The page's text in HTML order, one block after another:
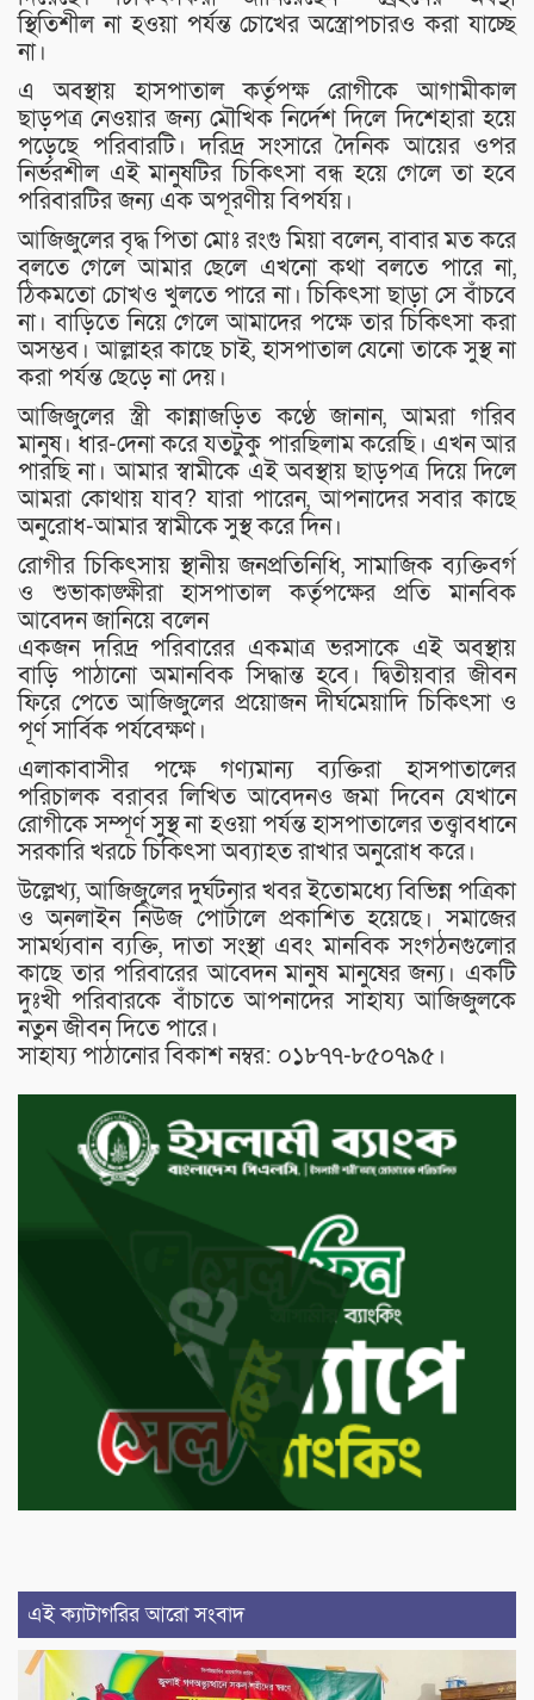
স্থিতিশীল না হওয়া পর্যন্ত চোখের অস্ত্রোপচারও করা যাচ্ছে
না।
এ অবস্থায় হাসপাতাল কর্তৃপক্ষ রোগীকে আগামীকাল
ছাড়পত্র নেওয়ার জন্য মৌখিক নির্দেশ দিলে দিশেহারা হয়ে
পড়েছে পরিবারটি। দরিদ্র সংসারে দৈনিক আয়ের ওপর
নির্ভরশীল এই মানুষটির চিকিৎসা বন্ধ হয়ে গেলে তা হবে
পরিবারটির জন্য এক অপূরণীয় বিপর্যয়।
আজিজুলের বৃদ্ধ পিতা মোঃ রংগু মিয়া বলেন, বাবার মত করে
বলতে গেলে আমার ছেলে এখনো কথা বলতে পারে না,
ঠিকমতো চোখও খুলতে পারে না। চিকিৎসা ছাড়া সে বাঁচবে
না। বাড়িতে নিয়ে গেলে আমাদের পক্ষে তার চিকিৎসা করা
অসম্ভব। আল্লাহর কাছে চাই, হাসপাতাল যেনো তাকে সুস্থ না
করা পর্যন্ত ছেড়ে না দেয়।
আজিজুলের স্ত্রী কান্নাজড়িত কণ্ঠে জানান, আমরা গরিব
মানুষ। ধার-দেনা করে যতটুকু পারছিলাম করেছি। এখন আর
পারছি না। আমার স্বামীকে এই অবস্থায় ছাড়পত্র দিয়ে দিলে
আমরা কোথায় যাব? যারা পারেন, আপনাদের সবার কাছে
অনুরোধ-আমার স্বামীকে সুস্থ করে দিন।
রোগীর চিকিৎসায় স্থানীয় জনপ্রতিনিধি, সামাজিক ব্যক্তিবর্গ
ও শুভাকাঙ্ক্ষীরা হাসপাতাল কর্তৃপক্ষের প্রতি মানবিক
আবেদন জানিয়ে বলেন
একজন দরিদ্র পরিবারের একমাত্র ভরসাকে এই অবস্থায়
বাড়ি পাঠানো অমানবিক সিদ্ধান্ত হবে। দ্বিতীয়বার জীবন
ফিরে পেতে আজিজুলের প্রয়োজন দীর্ঘমেয়াদি চিকিৎসা ও
পূর্ণ সার্বিক পর্যবেক্ষণ।
এলাকাবাসীর পক্ষে গণ্যমান্য ব্যক্তিরা হাসপাতালের
পরিচালক বরাবর লিখিত আবেদনও জমা দিবেন যেখানে
রোগীকে সম্পূর্ণ সুস্থ না হওয়া পর্যন্ত হাসপাতালের তত্ত্বাবধানে
সরকারি খরচে চিকিৎসা অব্যাহত রাখার অনুরোধ করে।
উল্লেখ্য, আজিজুলের দুর্ঘটনার খবর ইতোমধ্যে বিভিন্ন পত্রিকা
ও অনলাইন নিউজ পোর্টালে প্রকাশিত হয়েছে। সমাজের
সামর্থ্যবান ব্যক্তি, দাতা সংস্থা এবং মানবিক সংগঠনগুলোর
কাছে তার পরিবারের আবেদন মানুষ মানুষের জন্য। একটি
দুঃখী পরিবারকে বাঁচাতে আপনাদের সাহায্য আজিজুলকে
নতুন জীবন দিতে পারে।
সাহায্য পাঠানোর বিকাশ নম্বর: ০১৮৭৭-৮৫০৭৯৫।
এই ক্যাটাগরির আরো সংবাদ